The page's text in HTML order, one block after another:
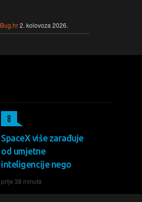
Bug.hr2. kolovoza 2026.
SpaceX više zarađuje
od umjetne
inteligencije nego
prije 38 minuta
8